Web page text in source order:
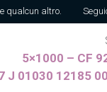
qualcun altro.
5×1000 – CF
J 01030 12185